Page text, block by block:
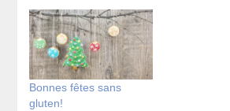
Bonnes fêtes sans
gluten!